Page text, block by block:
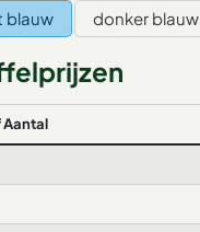
blauw donker blauw
Aantal